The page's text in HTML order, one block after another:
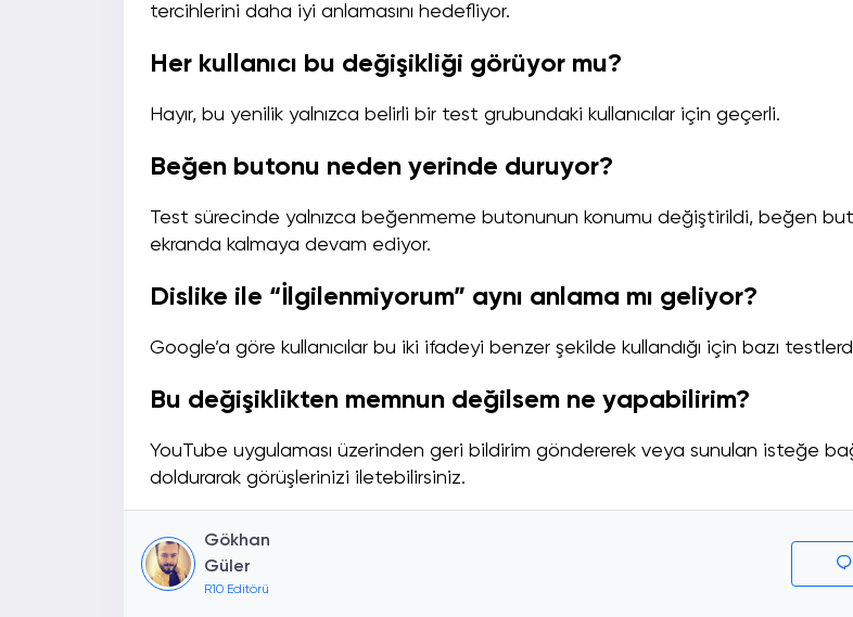
tercihlerini daha iyi anlamasını hedefliyor.
Her kullanıcı bu değişikliği görüyor mu?
Hayır, bu yenilik yalnızca belirli bir test grubundaki kullanıcılar için geçerli.
Beğen butonu neden yerinde duruyor?
Test sürecinde yalnızca beğenmeme butonunun konumu değiştirildi, beğen
ekranda kalmaya devam ediyor.
Dislike ile “İlgilenmiyorum” aynı anlama mı geliyor?
Google’a göre kullanıcılar bu iki ifadeyi benzer şekilde kullandığı için bazı
Bu değişiklikten memnun değilsem ne yapabilirim?
YouTube uygulaması üzerinden geri bildirim göndererek veya sunulan isteğe
doldurarak görüşlerinizi iletebilirsiniz.
Gökhan
Güler
R10 Editörü